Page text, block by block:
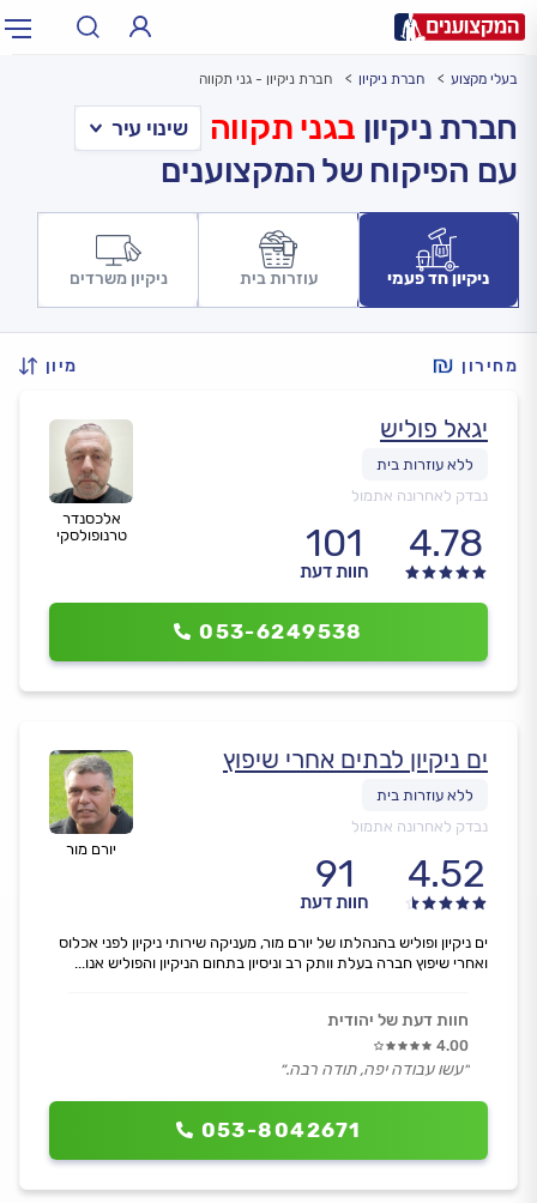
עירעיר: תל אביב, חיפה…
בעלי מקצוע חברת ניקיון חברת ניקיון - גני תקווה
חברת ניקיון בגני תקווה
עם הפיקוח של המקצוענים
ניקיון חד פעמי עוזרות בית ניקיון משרדים
מחירון מיון
אלכסנדר
טרנופולסקי
יגאל פוליש
נבדק לאחרונה אתמול
4.78
101
חוות דעת
053-6249538
יורם מור
ים ניקיון לבתים אחרי שיפוץ
נבדק לאחרונה אתמול
4.52
91
חוות דעת
053-8042671
ים ניקיון ופוליש בהנהלתו של יורם מור, מעניקה שירותי ניקיון לפני אכלוס
ואחרי שיפוץ חברה בעלת וותק רב וניסיון בתחום הניקיון והפוליש אנו...
חוות דעת של יהודית
4.00
״עשו עבודה יפה, תודה רבה.״